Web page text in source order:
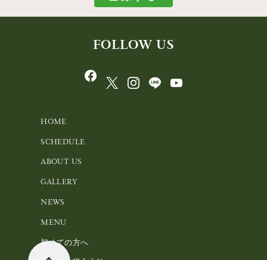
FOLLOW US
HOME
SCHEDULE
ABOUT US
GALLERY
NEWS
MENU
初めての方へ